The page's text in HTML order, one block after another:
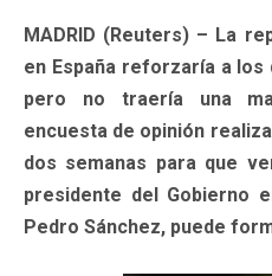
MADRID (Reuters) – La
en España reforzaría a
pero no traería una
encuesta de opinión
dos semanas para que
presidente del Gobierno
Pedro Sánchez, puede